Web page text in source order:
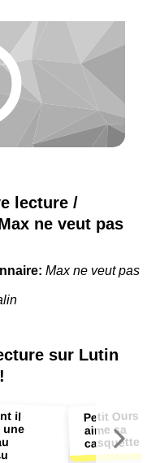
lecture /
ne veut pas
Max ne veut pas
sur Lutin
il
au Petit Ours
aime sa
casquette